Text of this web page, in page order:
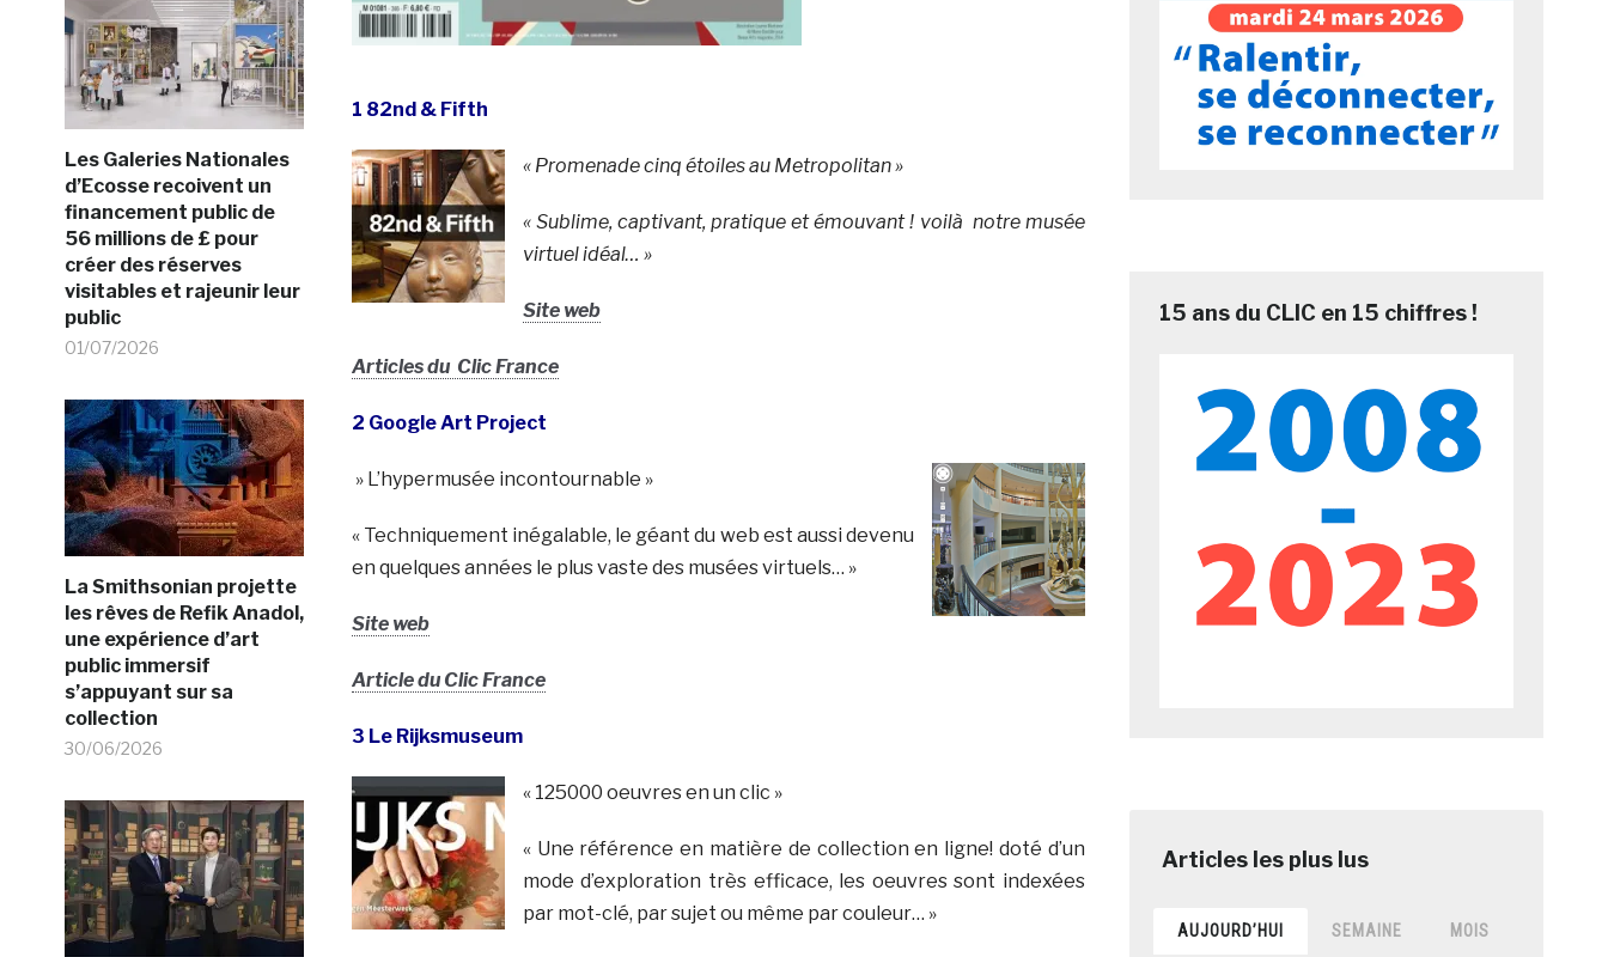
Les Galeries Nationales
d’Ecosse recoivent un
financement public de
56 millions de £ pour
créer des réserves
visitables et rajeunir leur
public
01/07/2026
La Smithsonian projette
les rêves de Refik Anadol,
une expérience d’art
public immersif
s’appuyant sur sa
collection
30/06/2026
1 82nd & Fifth
« Promenade cinq étoiles au Metropolitan »
« Sublime, captivant, pratique et émouvant ! voilà notre musée
virtuel idéal… »
Site web
Articles du Clic France
2 Google Art Project
» L’hypermusée incontournable »
« Techniquement inégalable, le géant du web est aussi devenu
en quelques années le plus vaste des musées virtuels… »
Site web
Article du Clic France
3 Le Rijksmuseum
« 125000 oeuvres en un clic »
« Une référence en matière de collection en ligne! doté d’un
mode d’exploration très efficace, les oeuvres sont indexées
par mot-clé, par sujet ou même par couleur… »
15 ans du CLIC en 15 chiffres !
AUJOURD’HUI SEMAINE MOIS